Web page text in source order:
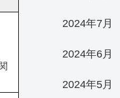
2024年7月
2024年6月
2024年5月